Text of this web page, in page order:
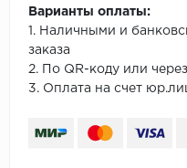
Варианты оплаты:
1. Наличными и
заказа
2. По QR-коду или
3. Оплата на счет